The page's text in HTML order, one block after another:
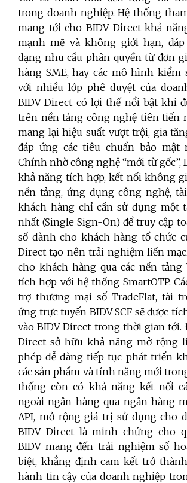
trong doanh nghiệp. Hệ thống
mang tới cho BIDV Direct khả
mạnh mẽ và không giới hạn,
dạng nhu cầu phân quyền từ đơn
hàng SME, hay các mô hình kiểm
với nhiều lớp phê duyệt của
BIDV Direct có lợi thế nổi bật khi
trên nền tảng công nghệ tiên tiến
mang lại hiệu suất vượt trội, gia
đáp ứng các tiêu chuẩn bảo mật
Chính nhờ công nghệ “mới từ gốc”,
khả năng tích hợp, kết nối không
nền tảng, ứng dụng công nghệ,
khách hàng chỉ cần sử dụng một
nhất (Single Sign-On) để truy cập
số dành cho khách hàng tổ chức
Direct tạo nên trải nghiệm liền
cho khách hàng qua các nền tảng
tích hợp với hệ thống SmartOTP.
trợ thương mại số TradeFlat, tài
ứng trực tuyến BIDV SCF sẽ được
vào BIDV Direct trong thời gian tới.
Direct sở hữu khả năng mở rộng
phép dễ dàng tiếp tục phát triển
các sản phẩm và tính năng mới
thống còn có khả năng kết nối
ngoài ngân hàng qua ngân hàng
API, mở rộng giá trị sử dụng cho
BIDV Direct là minh chứng cho
BIDV mang đến trải nghiệm số
biệt, khẳng định cam kết trở
hành tin cậy của doanh nghiệp